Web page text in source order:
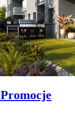
Promocje